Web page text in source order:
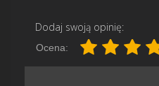
Dodaj swoją opinię:
Ocena: